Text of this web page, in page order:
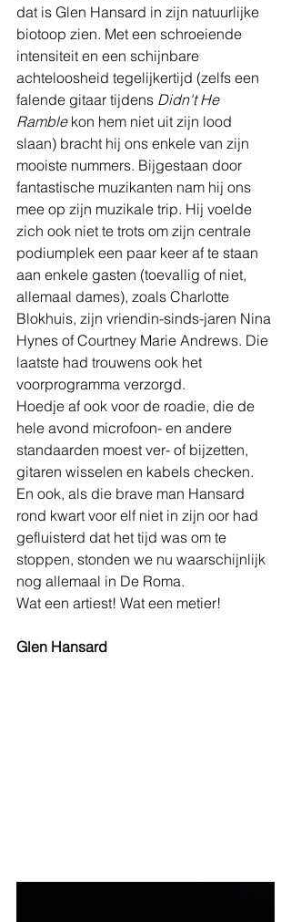
dat is Glen Hansard in zijn natuurlijke
biotoop zien. Met een schroeiende
intensiteit en een schijnbare
achteloosheid tegelijkertijd (zelfs een
falende gitaar tijdens Didn't He
Ramble kon hem niet uit zijn lood
slaan) bracht hij ons enkele van zijn
mooiste nummers. Bijgestaan door
fantastische muzikanten nam hij ons
mee op zijn muzikale trip. Hij voelde
zich ook niet te trots om zijn centrale
podiumplek een paar keer af te staan
aan enkele gasten (toevallig of niet,
allemaal dames), zoals Charlotte
Blokhuis, zijn vriendin-sinds-jaren Nina
Hynes of Courtney Marie Andrews. Die
laatste had trouwens ook het
voorprogramma verzorgd.
Hoedje af ook voor de roadie, die de
hele avond microfoon- en andere
standaarden moest ver- of bijzetten,
gitaren wisselen en kabels checken.
En ook, als die brave man Hansard
rond kwart voor elf niet in zijn oor had
gefluisterd dat het tijd was om te
stoppen, stonden we nu waarschijnlijk
nog allemaal in De Roma.
Wat een artiest! Wat een metier!
Glen Hansard